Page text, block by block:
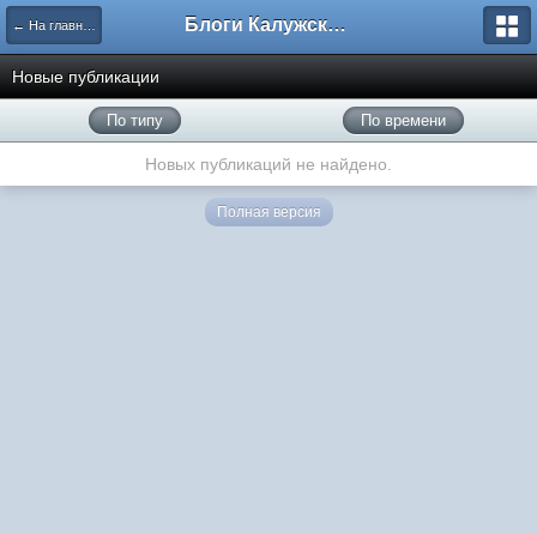
← На главную Блоги Калужского перекрестка
Новые публикации
По типу По времени
Новых публикаций не найдено.
Полная версия